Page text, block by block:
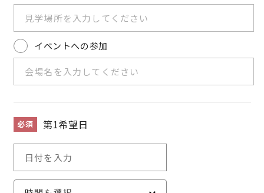
イベントへの参加
必須 第1希望日